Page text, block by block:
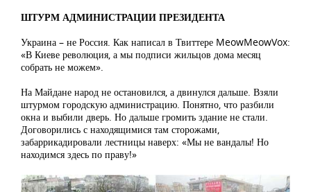
ШТУРМ АДМИНИСТРАЦИИ ПРЕЗИДЕНТА
Украина – не Россия. Как написал в Твиттере MeowMeowVox:
«В Киеве революция, а мы подписи жильцов дома месяц
собрать не можем».
На Майдане народ не остановился, а двинулся дальше. Взяли
штурмом городскую администрацию. Понятно, что разбили
окна и выбили дверь. Но дальше громить здание не стали.
Договорились с находящимися там сторожами,
забаррикадировали лестницы наверх: «Мы не вандалы! Но
находимся здесь по праву!»